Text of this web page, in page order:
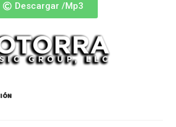
Descargar /Mp3